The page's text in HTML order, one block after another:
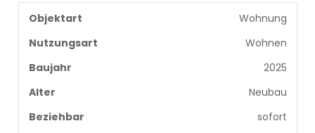
Objektart
Wohnung
Nutzungsart
Wohnen
Baujahr
2025
Alter
Neubau
Beziehbar
sofort